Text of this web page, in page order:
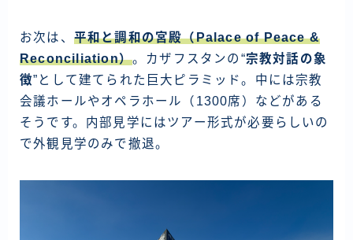
お次は、 平和と調和の宮殿（Palace of Peace &
Reconciliation）。カザフスタンの“宗教対話の象
徴”として建てられた巨大ピラミッド。中には宗教
会議ホールやオペラホール（1300席）などがある
そうです。内部見学にはツアー形式が必要らしいの
で外観見学のみで撤退。